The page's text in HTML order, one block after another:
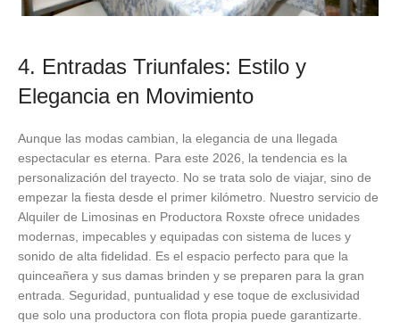
4. Entradas Triunfales: Estilo y
Elegancia en Movimiento
Aunque las modas cambian, la elegancia de una llegada
espectacular es eterna. Para este 2026, la tendencia es la
personalización del trayecto. No se trata solo de viajar, sino de
empezar la fiesta desde el primer kilómetro. Nuestro servicio de
Alquiler de Limosinas en Productora Roxste ofrece unidades
modernas, impecables y equipadas con sistema de luces y
sonido de alta fidelidad. Es el espacio perfecto para que la
quinceañera y sus damas brinden y se preparen para la gran
entrada. Seguridad, puntualidad y ese toque de exclusividad
que solo una productora con flota propia puede garantizarte.